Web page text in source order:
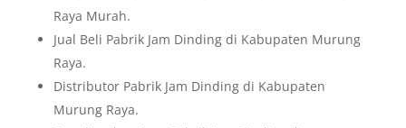
Raya Murah.
Jual Beli Pabrik Jam Dinding di Kabupaten Murung
Raya.
Distributor Pabrik Jam Dinding di Kabupaten
Murung Raya.